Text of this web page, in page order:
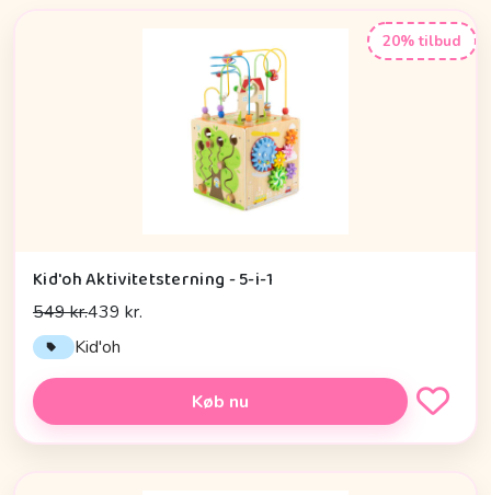
20% tilbud
Kid'oh Aktivitetsterning - 5-i-1
549 kr.439 kr.
Kid'oh
Køb nu